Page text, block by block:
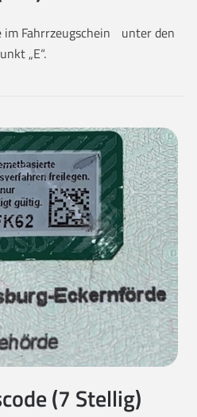
im Fahrrzeugschein unter den
„E“.
(7 Stellig)